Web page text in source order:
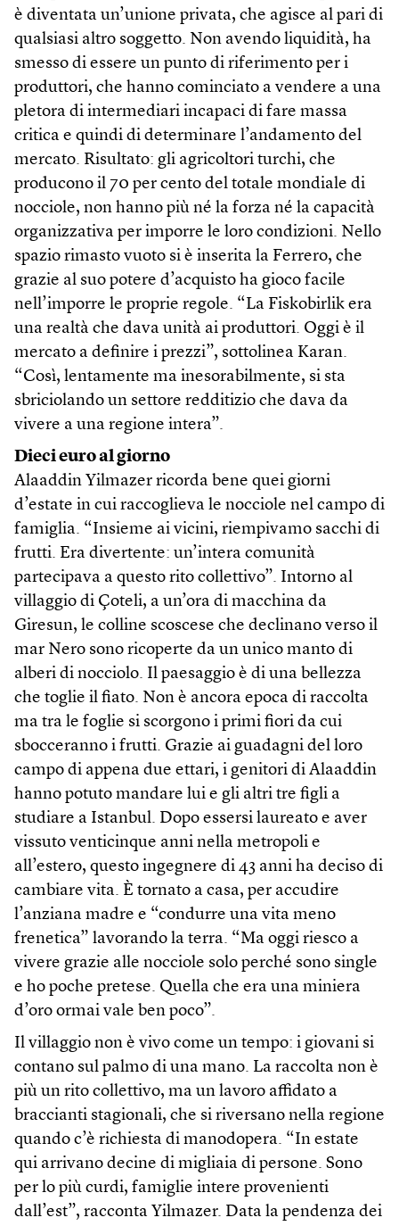
è diventata un’unione privata, che agisce al pari di
qualsiasi altro soggetto. Non avendo liquidità, ha
smesso di essere un punto di riferimento per i
produttori, che hanno cominciato a vendere a una
pletora di intermediari incapaci di fare massa
critica e quindi di determinare l’andamento del
mercato. Risultato: gli agricoltori turchi, che
producono il 70 per cento del totale mondiale di
nocciole, non hanno più né la forza né la capacità
organizzativa per imporre le loro condizioni. Nello
spazio rimasto vuoto si è inserita la Ferrero, che
grazie al suo potere d’acquisto ha gioco facile
nell’imporre le proprie regole. “La Fiskobirlik era
una realtà che dava unità ai produttori. Oggi è il
mercato a definire i prezzi”, sottolinea Karan.
“Così, lentamente ma inesorabilmente, si sta
sbriciolando un settore redditizio che dava da
vivere a una regione intera”.
Dieci euro al giorno
Alaaddin Yilmazer ricorda bene quei giorni
d’estate in cui raccoglieva le nocciole nel campo di
famiglia. “Insieme ai vicini, riempivamo sacchi di
frutti. Era divertente: un’intera comunità
partecipava a questo rito collettivo”. Intorno al
villaggio di Çoteli, a un’ora di macchina da
Giresun, le colline scoscese che declinano verso il
mar Nero sono ricoperte da un unico manto di
alberi di nocciolo. Il paesaggio è di una bellezza
che toglie il fiato. Non è ancora epoca di raccolta
ma tra le foglie si scorgono i primi fiori da cui
sbocceranno i frutti. Grazie ai guadagni del loro
campo di appena due ettari, i genitori di Alaaddin
hanno potuto mandare lui e gli altri tre figli a
studiare a Istanbul. Dopo essersi laureato e aver
vissuto venticinque anni nella metropoli e
all’estero, questo ingegnere di 43 anni ha deciso di
cambiare vita. È tornato a casa, per accudire
l’anziana madre e “condurre una vita meno
frenetica” lavorando la terra. “Ma oggi riesco a
vivere grazie alle nocciole solo perché sono single
e ho poche pretese. Quella che era una miniera
d’oro ormai vale ben poco”.
Il villaggio non è vivo come un tempo: i giovani si
contano sul palmo di una mano. La raccolta non è
più un rito collettivo, ma un lavoro affidato a
braccianti stagionali, che si riversano nella regione
quando c’è richiesta di manodopera. “In estate
qui arrivano decine di migliaia di persone. Sono
per lo più curdi, famiglie intere provenienti
dall’est”, racconta Yilmazer. Data la pendenza dei